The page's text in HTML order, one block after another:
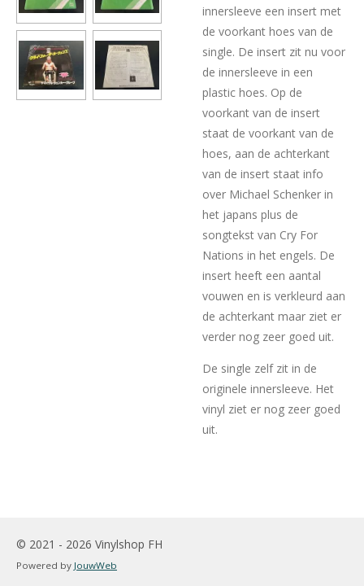
innersleeve een insert met
de voorkant hoes van de
single. De insert zit nu voor
de innersleeve in een
plastic hoes. Op de
voorkant van de insert
staat de voorkant van de
hoes, aan de achterkant
van de insert staat info
over Michael Schenker in
het japans plus de
songtekst van Cry For
Nations in het engels. De
insert heeft een aantal
vouwen en is verkleurd aan
de achterkant maar ziet er
verder nog zeer goed uit.
De single zelf zit in de
originele innersleeve. Het
vinyl ziet er nog zeer goed
uit.
© 2021 - 2026 Vinylshop FH
Powered by JouwWeb